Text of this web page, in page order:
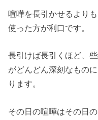
喧嘩を長引かせるより
使った方が利口です。
長引けば長引くほど、
がどんどん深刻なもの
ります。
その日の喧嘩はその日